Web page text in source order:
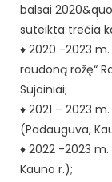
balsai
suteikta trečia
♦ 2020 -2023 m.
raudoną rožę“
Sujainiai;
♦ 2021 – 2023
(Padauguva,
♦ 2022 -2023
Kauno r.);